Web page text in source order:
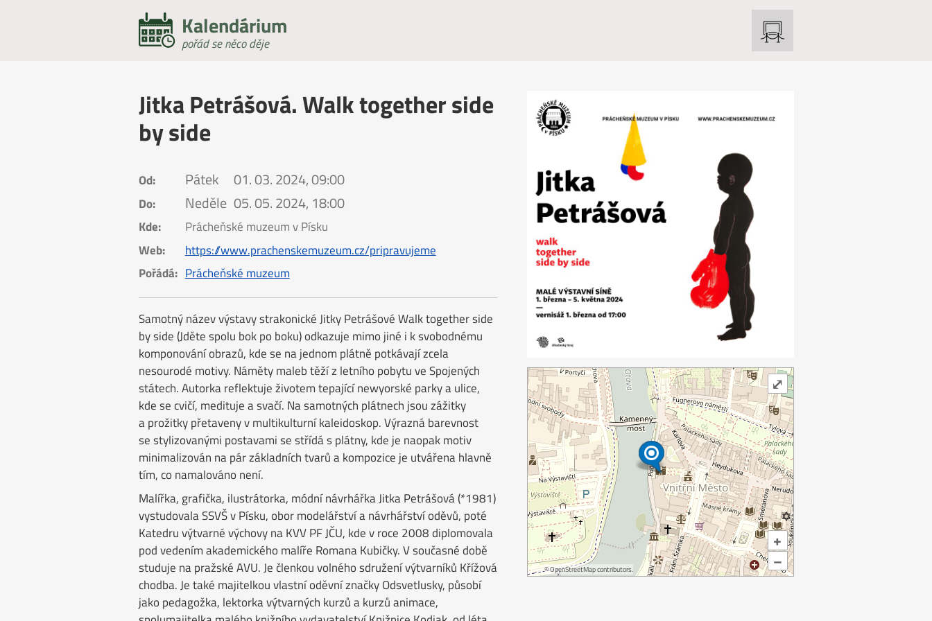
Kalendárium
pořád se něco děje
Jitka Petrášová. Walk together side
by side
Od: Pátek 01. 03. 2024, 09:00
Do: Neděle 05. 05. 2024, 18:00
Kde:
Prácheňské muzeum v Písku
Web:
https://www.prachenskemuzeum.cz/pripravujeme
Pořádá: Prácheňské muzeum
Samotný název výstavy strakonické Jitky Petrášové Walk together side
by side (Jděte spolu bok po boku) odkazuje mimo jiné i k svobodnému
komponování obrazů, kde se na jednom plátně potkávají zcela
nesourodé motivy. Náměty maleb těží z letního pobytu ve Spojených
státech. Autorka reflektuje životem tepající newyorské parky a ulice,
kde se cvičí, medituje a svačí. Na samotných plátnech jsou zážitky
a prožitky přetaveny v multikulturní kaleidoskop. Výrazná barevnost
se stylizovanými postavami se střídá s plátny, kde je naopak motiv
minimalizován na pár základních tvarů a kompozice je utvářena hlavně
tím, co namalováno není.
Malířka, grafička, ilustrátorka, módní návrhářka Jitka Petrášová (*1981)
vystudovala SSVŠ v Písku, obor modelářství a návrhářství oděvů, poté
Katedru výtvarné výchovy na KVV PF JČU, kde v roce 2008 diplomovala
pod vedením akademického malíře Romana Kubičky. V současné době
studuje na pražské AVU. Je členkou volného sdružení výtvarníků Křížová
chodba. Je také majitelkou vlastní oděvní značky Odsvetlusky, působí
jako pedagožka, lektorka výtvarných kurzů a kurzů animace,
+
–
©OpenStreetMapcontributors.
⤢